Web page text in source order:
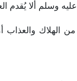
من الهلاك